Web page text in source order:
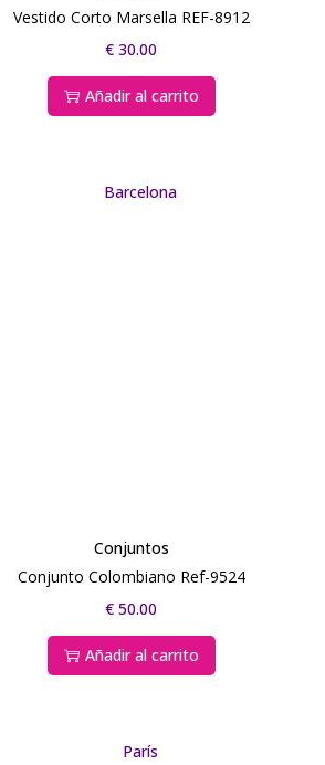
Vestido Corto Marsella REF-8912
€ 30.00
Añadir al carrito
Conjuntos
Conjunto Colombiano Ref-9524
€ 50.00
Añadir al carrito